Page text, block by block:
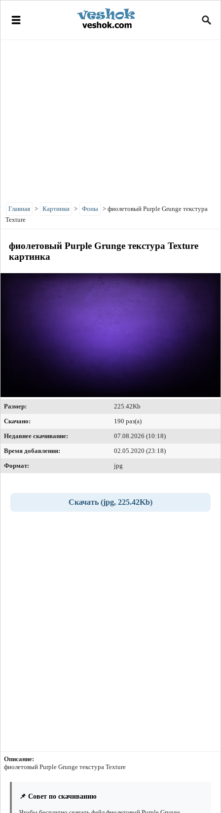
Главная > Картинки > Фоны > фиолетовый Purple Grunge текстура
Texture
фиолетовый Purple Grunge текстура Texture
картинка
Размер:
225.42Kb
Скачано:
190 раз(а)
Недавнее скачивание:
07.08.2026 (10:18)
Время добавления:
02.05.2020 (23:18)
Формат:
jpg
Скачать (jpg, 225.42Kb)
Описание:
фиолетовый Purple Grunge текстура Texture
📌 Совет по скачиванию